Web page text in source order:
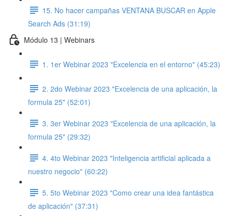
15. No hacer campañas VENTANA BUSCAR en Apple
Search Ads (31:19)
Módulo 13 | Webinars
1. 1er Webinar 2023 "Excelencia en el entorno" (45:23)
2. 2do Webinar 2023 "Excelencia de una aplicación, la
formula 25" (52:01)
3. 3er Webinar 2023 "Excelencia de una aplicación, la
formula 25" (29:32)
4. 4to Webinar 2023 "Inteligencia artificial aplicada a
nuestro negocio" (60:22)
5. 5to Webinar 2023 "Como crear una idea fantástica
de aplicación" (37:31)